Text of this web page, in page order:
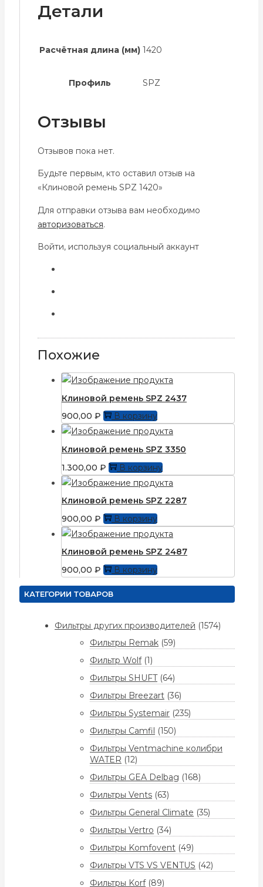
Детали
Расчётная длина (мм) 1420
Профиль SPZ
Отзывы
Отзывов пока нет.
Будьте первым, кто оставил отзыв на
«Клиновой ремень SPZ 1420»
Для отправки отзыва вам необходимо
авторизоваться.
Войти, используя социальный аккаунт
Похожие
Клиновой ремень SPZ 2437
900,00 ₽ В корзину
Клиновой ремень SPZ 3350
1.300,00 ₽ В корзину
Клиновой ремень SPZ 2287
900,00 ₽ В корзину
Клиновой ремень SPZ 2487
900,00 ₽ В корзину
КАТЕГОРИИ ТОВАРОВ
Фильтры других производителей (1574)
Фильтры Remak (59)
Фильтр Wolf (1)
Фильтры SHUFT (64)
Фильтры Breezart (36)
Фильтры Systemair (235)
Фильтры Camfil (150)
Фильтры Ventmachine колибри
WATER (12)
Фильтры GEA Delbag (168)
Фильтры Vents (63)
Фильтры General Climate (35)
Фильтры Vertro (34)
Фильтры Komfovent (49)
Фильтры VTS VS VENTUS (42)
Фильтры Korf (89)